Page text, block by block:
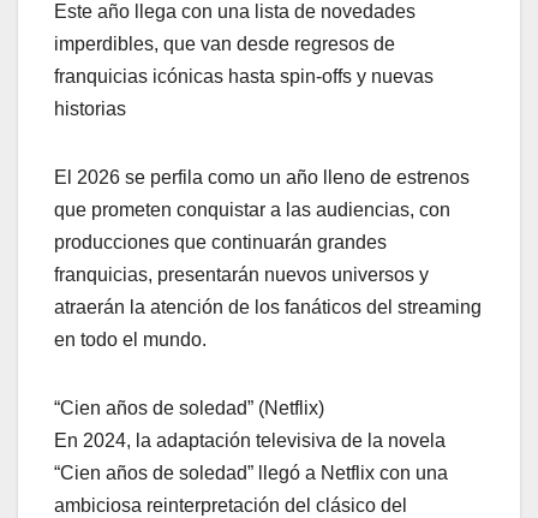
Este año llega con una lista de novedades
imperdibles, que van desde regresos de
franquicias icónicas hasta spin-offs y nuevas
historias
El 2026 se perfila como un año lleno de estrenos
que prometen conquistar a las audiencias, con
producciones que continuarán grandes
franquicias, presentarán nuevos universos y
atraerán la atención de los fanáticos del streaming
en todo el mundo.
“Cien años de soledad” (Netflix)
En 2024, la adaptación televisiva de la novela
“Cien años de soledad” llegó a Netflix con una
ambiciosa reinterpretación del clásico del